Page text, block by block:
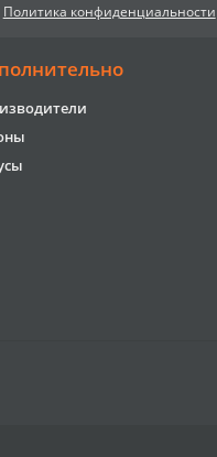
Политика конфиденциальности